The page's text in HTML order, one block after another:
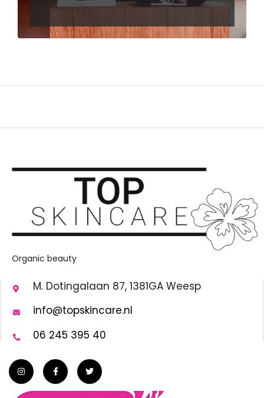
Organic beauty
M. Dotingalaan 87, 1381GA Weesp
info@topskincare.nl
06 245 395 40